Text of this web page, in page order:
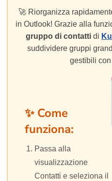
🚀 Riorganizza
in Outlook! Grazie alla
gruppo di contatti di
suddividere gruppi
gestibili
✨ Come
funziona:
Passa alla
visualizzazione
Contatti e seleziona il